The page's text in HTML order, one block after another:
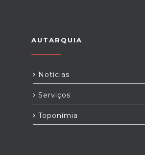
AUTARQUIA
Notícias
Serviços
Toponímia